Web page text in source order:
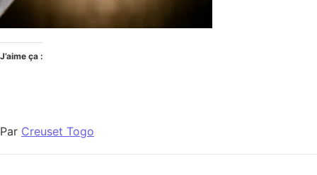
J’aime ça :
Par Creuset Togo